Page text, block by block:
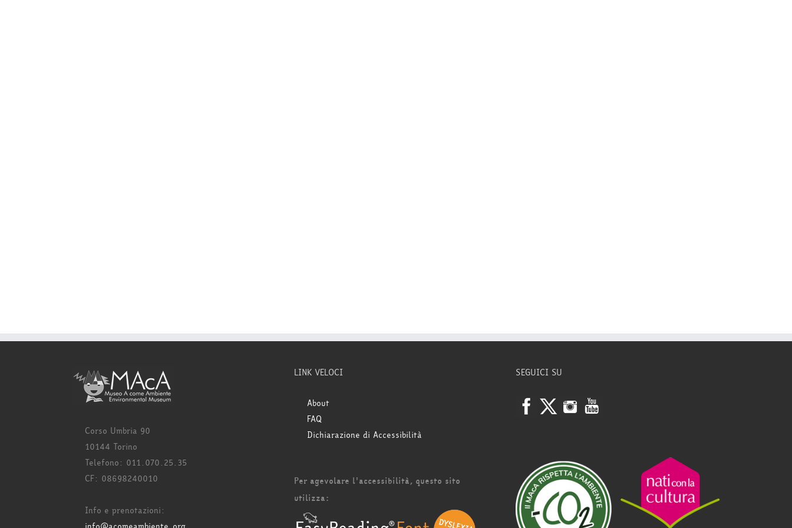
Corso Umbria 90
10144 Torino
Telefono: 011.070.25.35
CF: 08698240010
Info e prenotazioni:
LINK VELOCI
About
FAQ
Dichiarazione di Accessibilità
Per agevolare l'accessibilità, questo sito
utilizza:
SEGUICI SU